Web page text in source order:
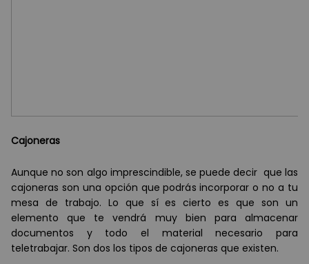
Cajoneras
Aunque no son algo imprescindible, se puede decir que las
cajoneras son una opción que podrás incorporar o no a tu
mesa de trabajo. Lo que sí es cierto es que son un
elemento que te vendrá muy bien para almacenar
documentos y todo el material necesario para
teletrabajar. Son dos los tipos de cajoneras que existen.